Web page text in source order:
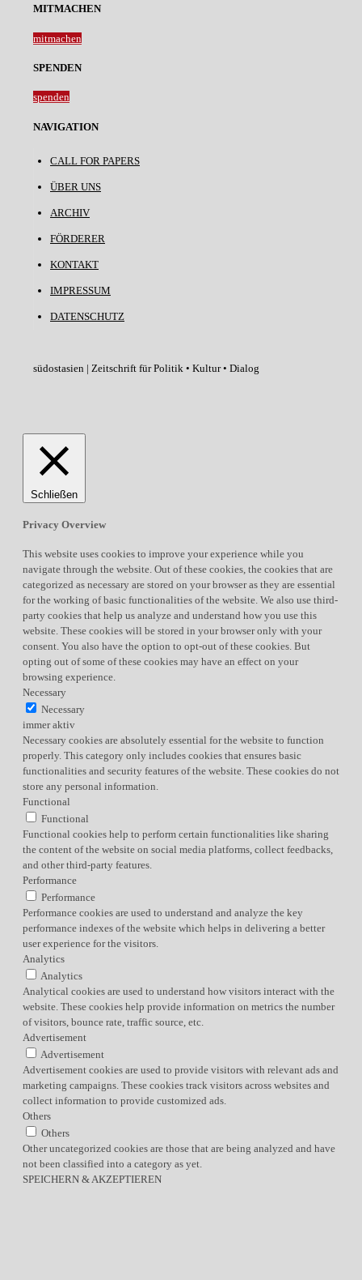
MITMACHEN
mitmachen
SPENDEN
spenden
NAVIGATION
CALL FOR PAPERS
ÜBER UNS
ARCHIV
FÖRDERER
KONTAKT
IMPRESSUM
DATENSCHUTZ
südostasien | Zeitschrift für Politik • Kultur • Dialog
Schließen
Privacy Overview
This website uses cookies to improve your experience while you
navigate through the website. Out of these cookies, the cookies that are
categorized as necessary are stored on your browser as they are essential
for the working of basic functionalities of the website. We also use third-
party cookies that help us analyze and understand how you use this
website. These cookies will be stored in your browser only with your
consent. You also have the option to opt-out of these cookies. But
opting out of some of these cookies may have an effect on your
browsing experience.
Necessary
Necessary
immer aktiv
Necessary cookies are absolutely essential for the website to function
properly. This category only includes cookies that ensures basic
functionalities and security features of the website. These cookies do not
store any personal information.
Functional
Functional
Functional cookies help to perform certain functionalities like sharing
the content of the website on social media platforms, collect feedbacks,
and other third-party features.
Performance
Performance
Performance cookies are used to understand and analyze the key
performance indexes of the website which helps in delivering a better
user experience for the visitors.
Analytics
Analytics
Analytical cookies are used to understand how visitors interact with the
website. These cookies help provide information on metrics the number
of visitors, bounce rate, traffic source, etc.
Advertisement
Advertisement
Advertisement cookies are used to provide visitors with relevant ads and
marketing campaigns. These cookies track visitors across websites and
collect information to provide customized ads.
Others
Others
Other uncategorized cookies are those that are being analyzed and have
not been classified into a category as yet.
SPEICHERN & AKZEPTIEREN